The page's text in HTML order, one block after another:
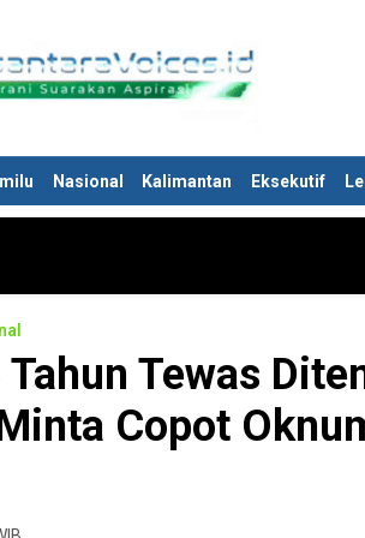
Nasional Kalimantan Eksekutif
Tewas
Copot